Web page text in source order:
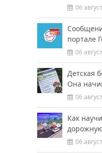
06
портале
06
Детская
Она
06
Как
06